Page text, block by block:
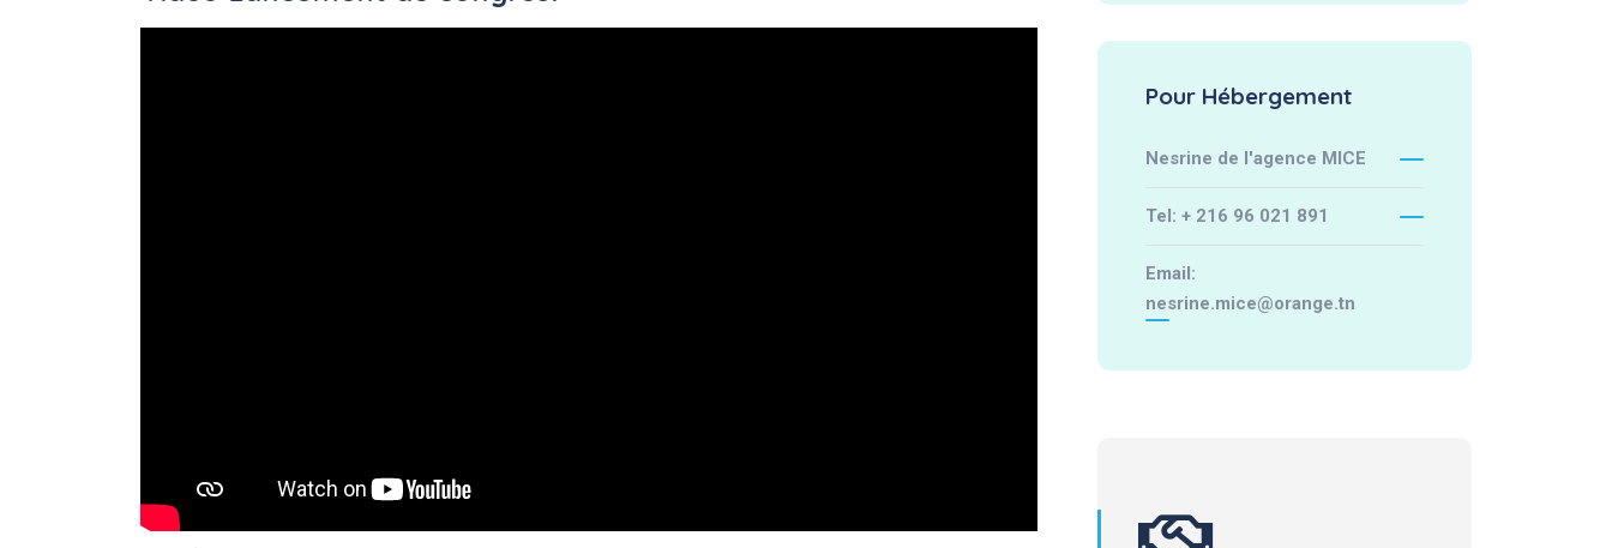
Pour Hébergement
Nesrine de l'agence MICE
Tel: + 216 96 021 891
Email:
nesrine.mice@orange.tn